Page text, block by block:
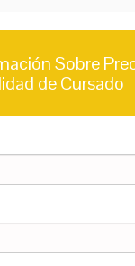
Sobre
de Cursado